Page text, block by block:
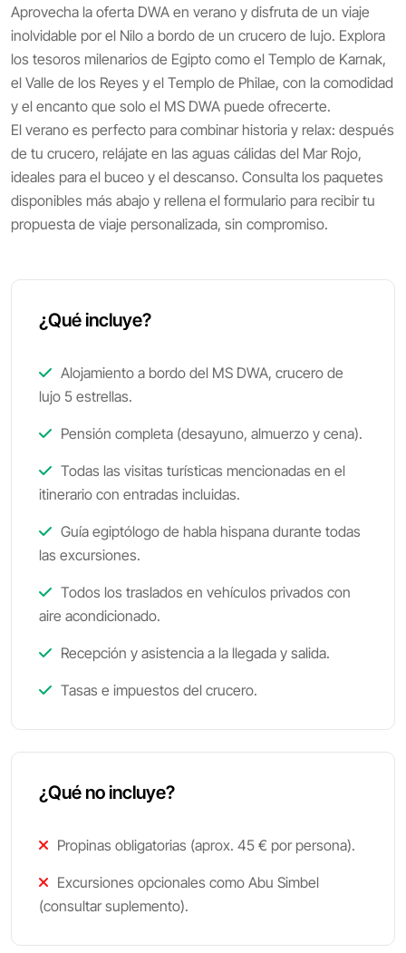
Aprovecha la oferta DWA en verano y disfruta de un viaje
inolvidable por el Nilo a bordo de un crucero de lujo. Explora
los tesoros milenarios de Egipto como el Templo de Karnak,
el Valle de los Reyes y el Templo de Philae, con la comodidad
y el encanto que solo el MS DWA puede ofrecerte.
El verano es perfecto para combinar historia y relax: después
de tu crucero, relájate en las aguas cálidas del Mar Rojo,
ideales para el buceo y el descanso. Consulta los paquetes
disponibles más abajo y rellena el formulario para recibir tu
propuesta de viaje personalizada, sin compromiso.
¿Qué incluye?
Alojamiento a bordo del MS DWA, crucero de
lujo 5 estrellas.
Pensión completa (desayuno, almuerzo y cena).
Todas las visitas turísticas mencionadas en el
itinerario con entradas incluidas.
Guía egiptólogo de habla hispana durante todas
las excursiones.
Todos los traslados en vehículos privados con
aire acondicionado.
Recepción y asistencia a la llegada y salida.
Tasas e impuestos del crucero.
¿Qué no incluye?
Propinas obligatorias (aprox. 45 € por persona).
Excursiones opcionales como Abu Simbel
(consultar suplemento).